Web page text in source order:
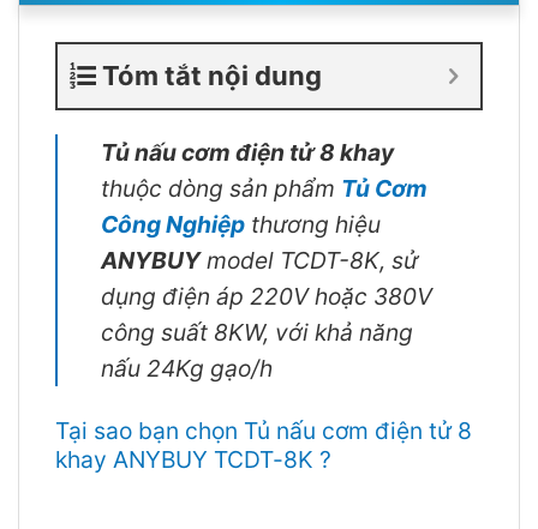
Tóm tắt nội dung
Tủ nấu cơm điện tử 8 khay
thuộc dòng sản phẩm Tủ Cơm
Công Nghiệp thương hiệu
ANYBUYmodel TCDT-8K, sử
dụng điện áp 220V hoặc 380V
công suất 8KW, với khả năng
nấu 24Kg gạo/h
Tại sao bạn chọn Tủ nấu cơm điện tử 8
khay ANYBUY TCDT-8K ?